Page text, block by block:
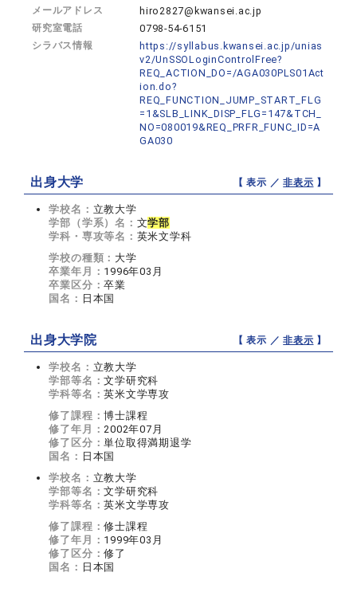
メールアドレス hiro2827@kwansei.ac.jp
研究室電話 0798-54-6151
シラバス情報
https://syllabus.kwansei.ac.jp/unias
v2/UnSSOLoginControlFree?
REQ_ACTION_DO=/AGA030PLS01Act
ion.do?
REQ_FUNCTION_JUMP_START_FLG
=1&SLB_LINK_DISP_FLG=147&TCH_
NO=080019&REQ_PRFR_FUNC_ID=A
GA030
出身大学 【 表示 ／非表示 】
学校名： 立教大学
学部（学系）名： 文学部
学科・専攻等名： 英米文学科
学校の種類： 大学
卒業年月： 1996年03月
卒業区分：卒業
国名： 日本国
出身大学院 【 表示 ／非表示 】
学校名： 立教大学
学部等名：文学研究科
学科等名：英米文学専攻
修了課程：博士課程
修了年月： 2002年07月
修了区分：単位取得満期退学
国名： 日本国
学校名： 立教大学
学部等名：文学研究科
学科等名：英米文学専攻
修了課程：修士課程
修了年月： 1999年03月
修了区分：修了
国名： 日本国